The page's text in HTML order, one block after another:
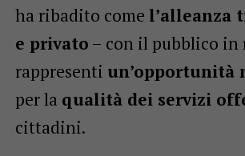
ha ribadito come l’alleanza
e privato – con il pubblico in
rappresenti un’opportunità
per la qualità dei servizi
cittadini.